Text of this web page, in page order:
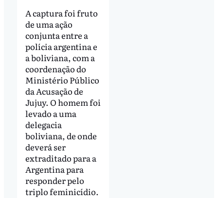
A captura foi fruto
de uma ação
conjunta entre a
polícia argentina e
a boliviana, com a
coordenação do
Ministério Público
da Acusação de
Jujuy. O homem foi
levado a uma
delegacia
boliviana, de onde
deverá ser
extraditado para a
Argentina para
responder pelo
triplo feminicídio.